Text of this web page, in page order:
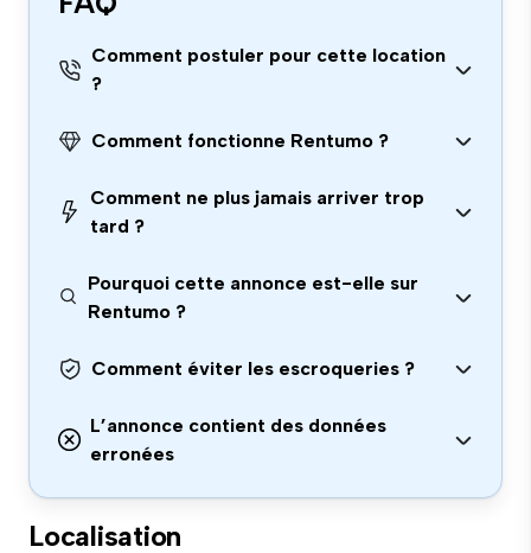
Comment postuler pour cette location
?
Comment fonctionne Rentumo ?
Comment ne plus jamais arriver trop
tard ?
Pourquoi cette annonce est-elle sur
Rentumo ?
Comment éviter les escroqueries ?
L’annonce contient des données
erronées
Localisation